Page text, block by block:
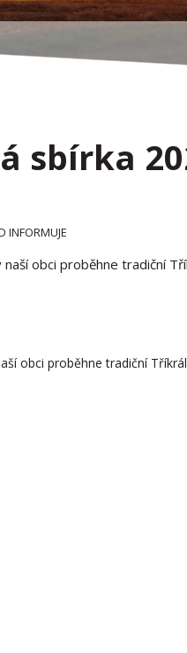
sbírka
obci proběhne tradiční
obci proběhne tradiční